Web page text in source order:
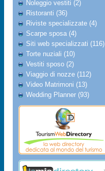
Noleggio vestiti (2)
Ristoranti (36)
Riviste specializzate (4)
Scarpe sposa (4)
Siti web specializzati (116)
Torte nuziali (10)
Vestiti sposo (2)
Viaggio di nozze (112)
Video Matrimoni (13)
Wedding Planner (93)